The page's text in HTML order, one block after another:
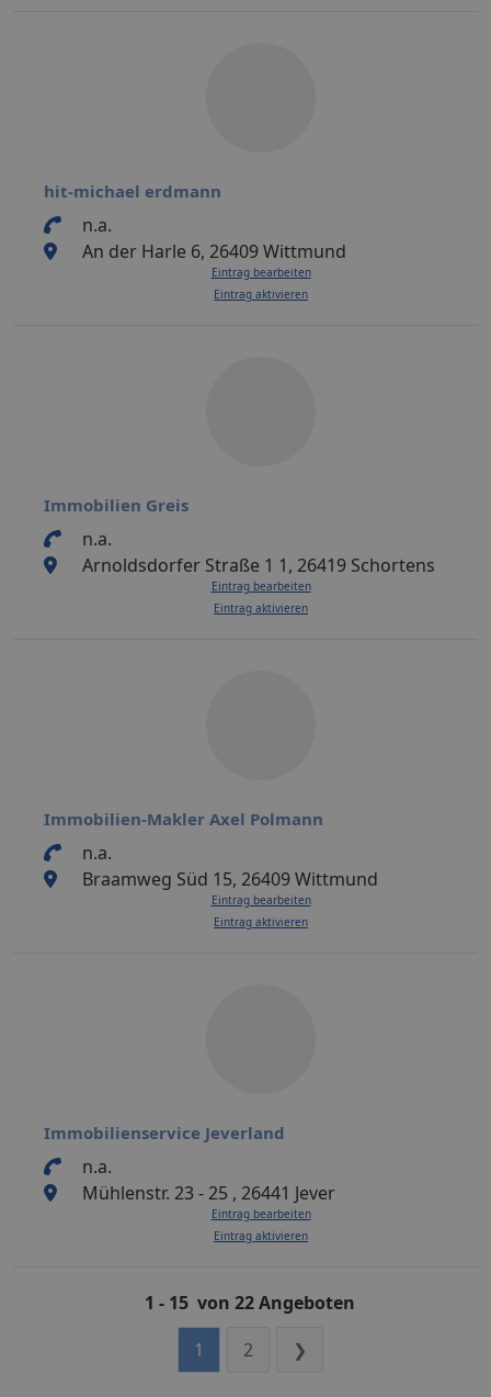
hit-michael erdmann
n.a.
An der Harle 6, 26409 Wittmund
Eintrag bearbeiten
Eintrag aktivieren
Immobilien Greis
n.a.
Arnoldsdorfer Straße 1 1, 26419 Schortens
Eintrag bearbeiten
Eintrag aktivieren
Immobilien-Makler Axel Polmann
n.a.
Braamweg Süd 15, 26409 Wittmund
Eintrag bearbeiten
Eintrag aktivieren
Immobilienservice Jeverland
n.a.
Mühlenstr. 23 - 25 , 26441 Jever
Eintrag bearbeiten
Eintrag aktivieren
1 - 15 von 22 Angeboten
1
2 ❯